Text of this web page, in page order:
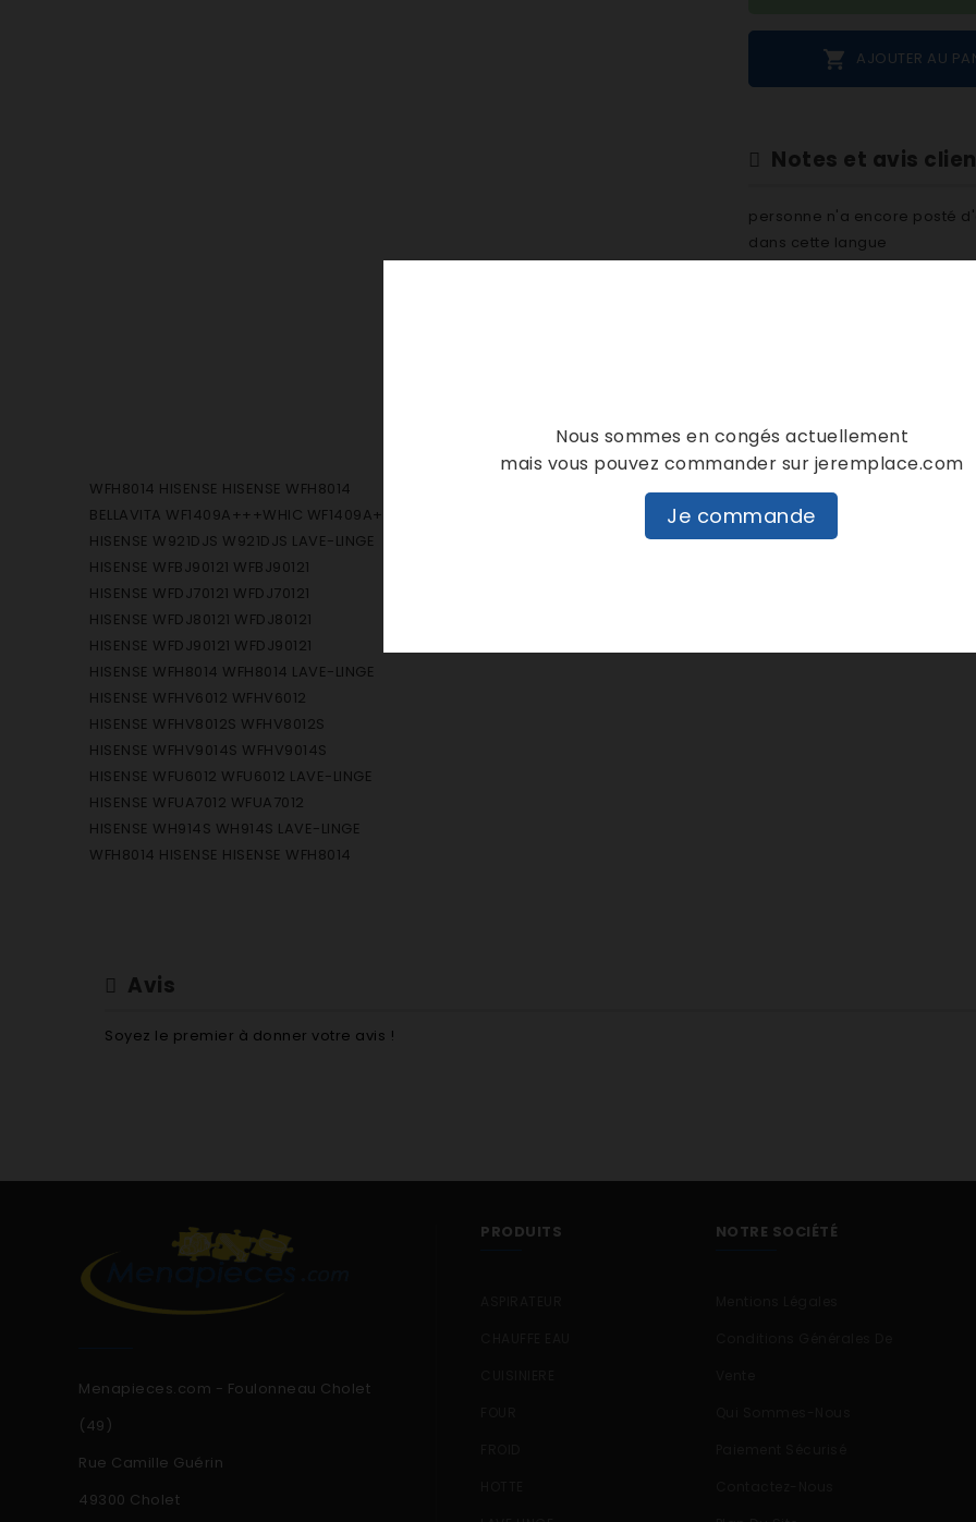
 AJOUTER AU
Notes et avis
personne n'a encore posté
dans cette langue
WFH8014 HISENSE HISENSE WFH8014
BELLAVITA WF1409A+++WHIC WF1409A+++WHIC
HISENSE W921DJS W921DJS LAVE-LINGE
HISENSE WFBJ90121 WFBJ90121
HISENSE WFDJ70121 WFDJ70121
HISENSE WFDJ80121 WFDJ80121
HISENSE WFDJ90121 WFDJ90121
HISENSE WFH8014 WFH8014 LAVE-LINGE
HISENSE WFHV6012 WFHV6012
HISENSE WFHV8012S WFHV8012S
HISENSE WFHV9014S WFHV9014S
HISENSE WFU6012 WFU6012 LAVE-LINGE
HISENSE WFUA7012 WFUA7012
HISENSE WH914S WH914S LAVE-LINGE
WFH8014 HISENSE HISENSE WFH8014
Avis
Soyez le premier à donner votre avis !
Menapieces.com - Foulonneau Cholet
(49)
Rue Camille Guérin
49300 Cholet
PRODUITS NOTRE SOCIÉTÉ
Nous sommes en congés actuellement
mais vous pouvez commander sur jeremplace.com
Je commande